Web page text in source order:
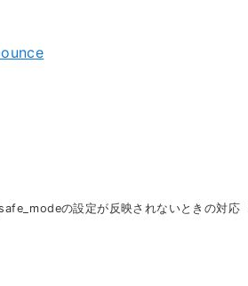
の設定が反映されないときの対応